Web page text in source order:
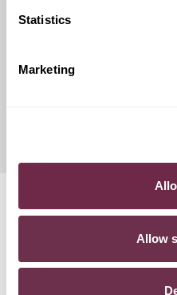
Statistics
Marketing
Allow
Domande